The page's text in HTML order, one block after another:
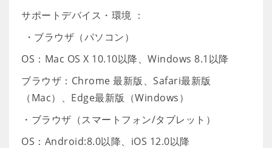
サポートデバイス・環境 ：
・ブラウザ（パソコン）
OS：Mac OS X 10.10以降、Windows 8.1以降
ブラウザ：Chrome 最新版、Safari最新版
（Mac）、Edge最新版（Windows）
・ブラウザ（スマートフォン/タブレット）
OS：Android:8.0以降、iOS 12.0以降